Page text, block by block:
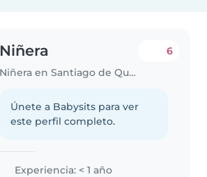
Niñera
Niñera en Santiago de Querétaro
6
Únete a Babysits para ver
este perfil completo.
Experiencia: < 1 año